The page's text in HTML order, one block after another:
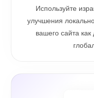
Используйте
улучшения
вашего сайта